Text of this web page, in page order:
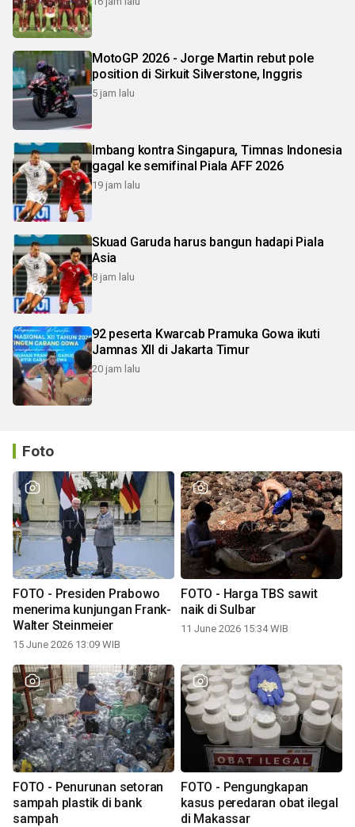
MotoGP 2026 - Jorge Martin rebut pole
position di Sirkuit Silverstone, Inggris
5 jam lalu
Imbang kontra Singapura, Timnas Indonesia
gagal ke semifinal Piala AFF 2026
19 jam lalu
Skuad Garuda harus bangun hadapi Piala
Asia
8 jam lalu
92 peserta Kwarcab Pramuka Gowa ikuti
Jamnas XII di Jakarta Timur
20 jam lalu
Foto
FOTO - Presiden Prabowo
menerima kunjungan Frank-
Walter Steinmeier
15 June 2026 13:09 WIB
FOTO - Harga TBS sawit
naik di Sulbar
11 June 2026 15:34 WIB
FOTO - Penurunan setoran
sampah plastik di bank
sampah
FOTO - Pengungkapan
kasus peredaran obat ilegal
di Makassar